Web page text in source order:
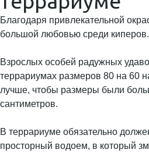
Благодаря привлекательной
большой любовью среди киперов.
Взрослых особей радужных
террариумах размеров 80 на 60
лучше, чтобы размеры были
сантиметров.
В террариуме обязательно
просторный водоем, в который